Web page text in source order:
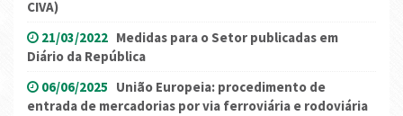
CIVA)
21/03/2022 Medidas para o Setor publicadas em
Diário da República
06/06/2025 União Europeia: procedimento de
entrada de mercadorias por via ferroviária e rodoviária